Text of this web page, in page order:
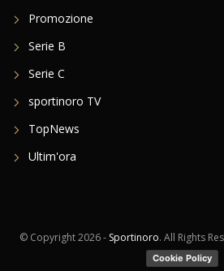
Promozione
Serie B
Serie C
sportinoro TV
TopNews
Ultim'ora
© Copyright2026 - Sportinoro. All Rights
Cookie Policy